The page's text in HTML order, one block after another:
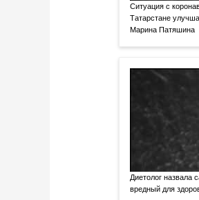
Ситуация с
Татарстане
Марина Патяшина
Диетолог назвала
вредный для